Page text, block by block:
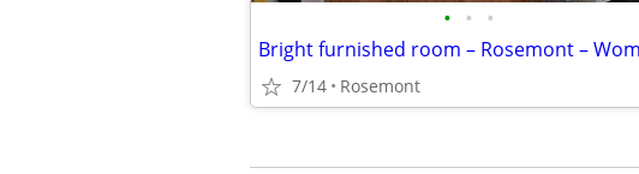
• • •
7/14 Rosemont